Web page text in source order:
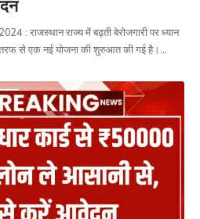
: राजस्थान राज्य में बढ़ती बेरोजगारी पर ध्यान
से एक नई योजना की शुरुआत की गई है।…